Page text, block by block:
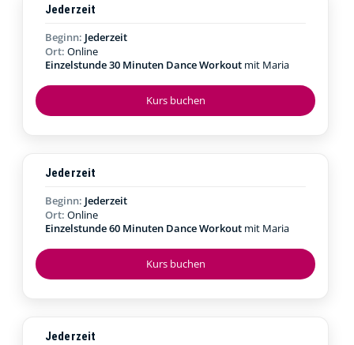
Kurs buchen
Jederzeit
Beginn: Jederzeit
Ort: Online
Einzelstunde 30 Minuten Dance Workout mit Maria
Kurs buchen
Jederzeit
Beginn: Jederzeit
Ort: Online
Einzelstunde 60 Minuten Dance Workout mit Maria
Jederzeit